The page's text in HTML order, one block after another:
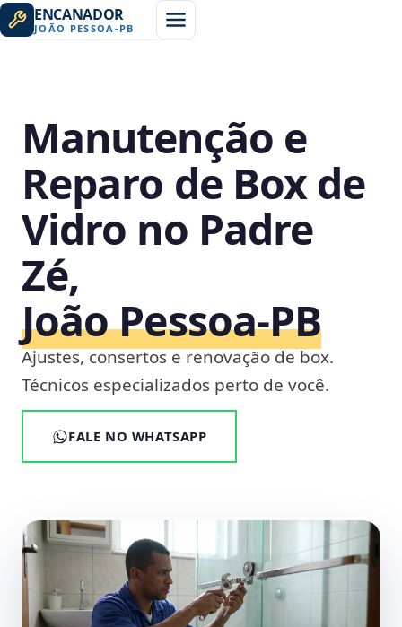
ENCANADOR
JOÃO PESSOA -PB
Manutenção e
Reparo de Box de
Vidro no Padre
Zé,
João Pessoa‑PB
Ajustes, consertos e renovação de box.
Técnicos especializados perto de você.
FALE NO WHATSAPP